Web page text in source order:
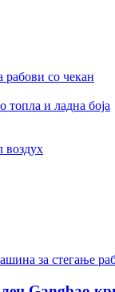
со чекан
и ладна боја
воздух